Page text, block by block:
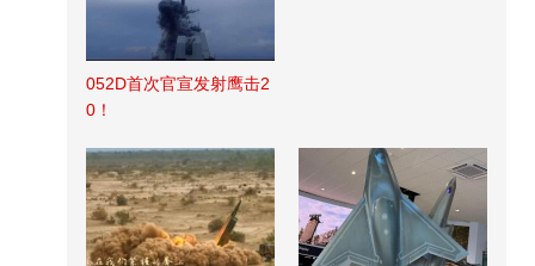
052D首次官宣发射鹰击2
0！